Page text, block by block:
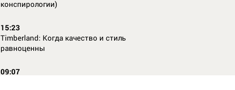
конспирологии)
15:23
Timberland: Когда качество и стиль
равноценны
09:07